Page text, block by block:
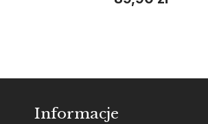
Informacje